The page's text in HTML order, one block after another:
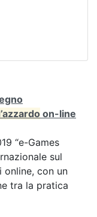
on-line
“e-Games
sul
online, con un
tra la pratica